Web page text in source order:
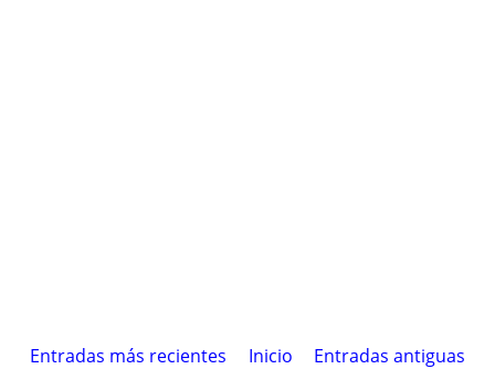
Entradas más recientes Entradas antiguas
Inicio